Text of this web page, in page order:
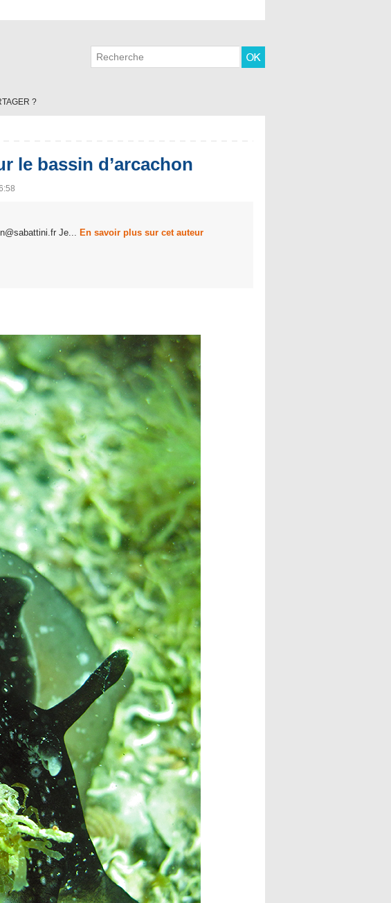
?
le bassin d’arcachon
Je... En savoir plus sur cet auteur